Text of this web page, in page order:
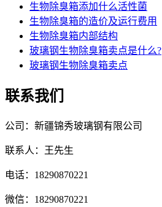
生物除臭箱添加什么活性菌
生物除臭箱的造价及运行费用
生物除臭箱内部结构
玻璃钢生物除臭箱卖点是什么?
玻璃钢生物除臭箱卖点
联系我们
公司：新疆锦秀玻璃钢有限公司
联系人：王先生
电话：18290870221
微信：18290870221